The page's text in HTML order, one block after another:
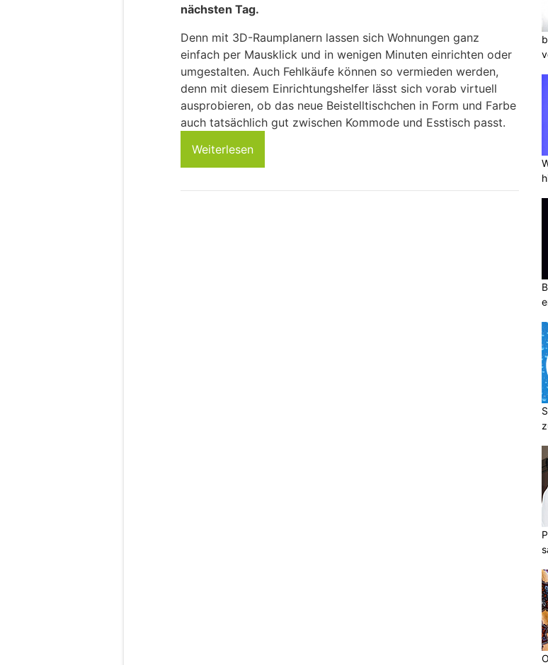
nächsten Tag.
Denn mit 3D-Raumplanern lassen sich Wohnungen ganz
einfach per Mausklick und in wenigen Minuten einrichten oder
umgestalten. Auch Fehlkäufe können so vermieden werden,
denn mit diesem Einrichtungshelfer lässt sich vorab virtuell
ausprobieren, ob das neue Beistelltischchen in Form und Farbe
auch tatsächlich gut zwischen Kommode und Esstisch passt.
Weiterlesen